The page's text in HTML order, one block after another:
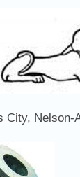
City, Nelson-